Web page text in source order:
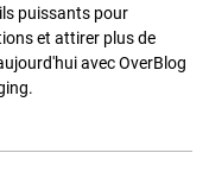
puissants pour
et attirer plus de
avec OverBlog